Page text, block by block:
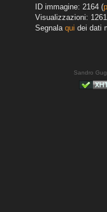
ID immagine: 2164 (
Visualizzazioni: 1261
Segnala qui dei dati
Sandro